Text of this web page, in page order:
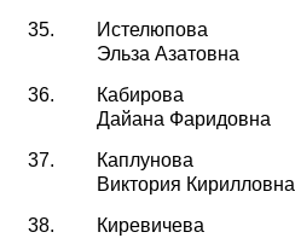
35.
Истелюпова
Эльза Азатовна
36.
Кабирова
Дайана Фаридовна
37.
Каплунова
Виктория Кирилловна
38.
Киревичева